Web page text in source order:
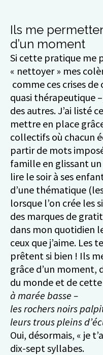
Ils me
d’un moment
Si cette pratique me
« nettoyer » mes
comme ces crises de
quasi thérapeutique
des autres. J’ai listé
mettre en place
collectifs où chacun
partir de mots
famille en glissant
lire le soir à ses
d’une thématique
lorsque l’on crée les
des marques de
dans mon quotidien
ceux que j’aime. Les
prêtent si bien ! Ils
grâce d’un moment,
du monde et de cette
à marée basse –
les rochers noirs
leurs trous pleins
Oui, désormais, « je
dix-sept syllabes.